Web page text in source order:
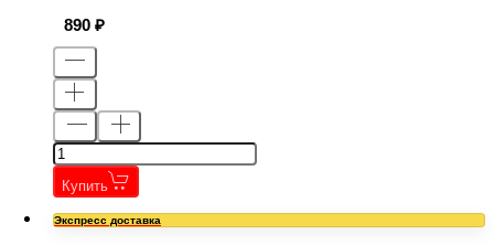
890
Купить
Экспресс доставка